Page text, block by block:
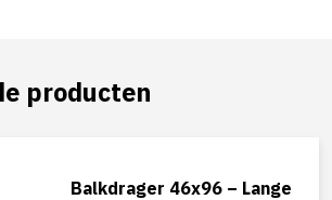
producten
Balkdrager 46x96 – Lange